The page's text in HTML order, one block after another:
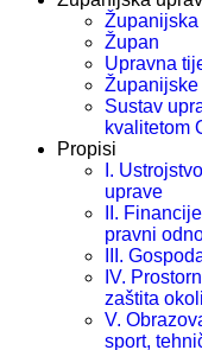
Županijska
Župan
Upravna
Sustav
kvalitetom
Propisi
I.
uprave
II.
pravni
III.
IV.
zaštita
V.
sport,